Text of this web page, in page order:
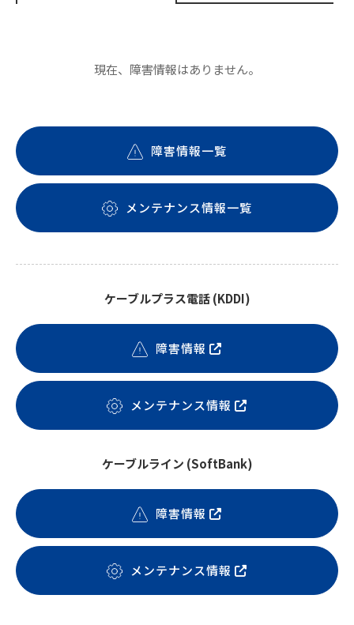
現在、障害情報はありません。
障害情報一覧
メンテナンス情報一覧
ケーブルプラス電話 (KDDI)
障害情報
メンテナンス情報
ケーブルライン (SoftBank)
障害情報
メンテナンス情報